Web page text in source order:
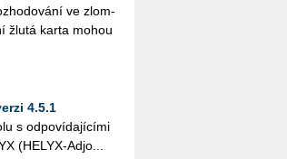
ve zlom­
žlutá karta mohou
4.5.1
s od­po­ví­da­jí­cí­mi
(HELYX-Ad­jo...